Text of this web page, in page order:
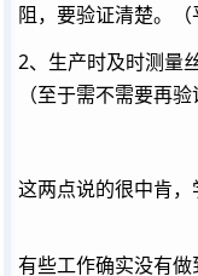
阻，要验证清楚。（
2、生产时及时测量
（至于需不需要再
这两点说的很中肯，
有些工作确实没有做